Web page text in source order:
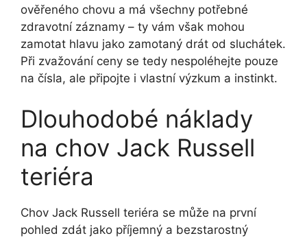
ověřeného chovu a má všechny potřebné
zdravotní záznamy – ty vám však mohou
zamotat hlavu jako zamotaný drát od sluchátek.
Při zvažování ceny se tedy nespoléhejte pouze
na čísla, ale připojte i vlastní výzkum a instinkt.
Dlouhodobé náklady
na chov Jack Russell
teriéra
Chov Jack Russell teriéra se může na první
pohled zdát jako příjemný a bezstarostný